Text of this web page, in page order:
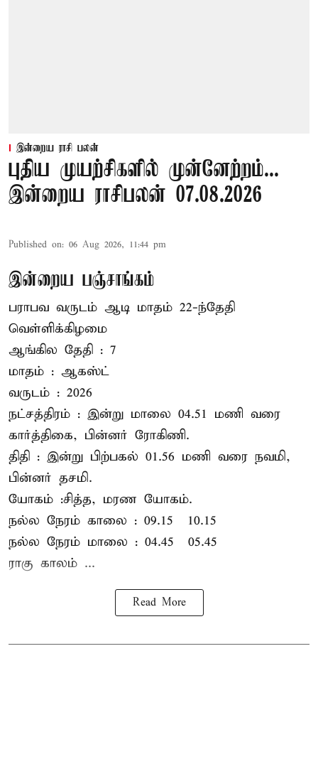
இன்றைய ராசி பலன்
புதிய முயற்சிகளில் முன்னேற்றம்...
இன்றைய ராசிபலன் 07.08.2026
Published on: 06 Aug 2026, 11:44 pm
இன்றைய பஞ்சாங்கம்
பராபவ வருடம் ஆடி மாதம் 22-ந்தேதி
வெள்ளிக்கிழமை
ஆங்கில தேதி : 7
மாதம் : ஆகஸ்ட்
வருடம் : 2026
நட்சத்திரம் : இன்று மாலை 04.51 மணி வரை
கார்த்திகை, பின்னர் ரோகிணி.
திதி : இன்று பிற்பகல் 01.56 மணி வரை நவமி,
பின்னர் தசமி.
யோகம் :சித்த, மரண யோகம்.
நல்ல நேரம் காலை : 09.15 – 10.15
நல்ல நேரம் மாலை : 04.45 – 05.45
ராகு காலம் ...
Read More